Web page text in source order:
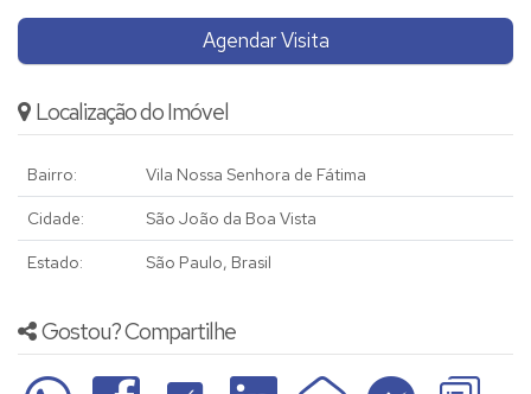
Agendar Visita
Localização do Imóvel
Bairro: Vila Nossa Senhora de Fátima
Cidade: São João da Boa Vista
Estado: São Paulo, Brasil
Gostou? Compartilhe